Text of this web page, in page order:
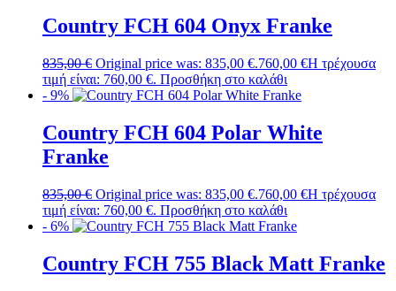
Country FCH 604 Onyx Franke
835,00€ Original price was: 835,00 €.760,00 €Η τρέχουσα
τιμή είναι: 760,00 €. Προσθήκη στο καλάθι
- 9%
Country FCH 604 Polar White
Franke
835,00€ Original price was: 835,00 €.760,00 €Η τρέχουσα
τιμή είναι: 760,00 €. Προσθήκη στο καλάθι
- 6%
Country FCH 755 Black Matt Franke